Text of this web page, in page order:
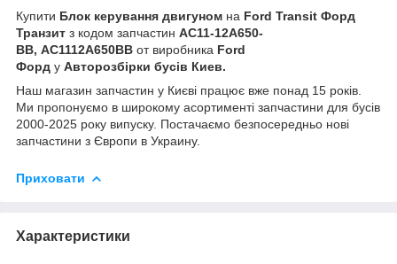
Купити Блок керування двигуном на Ford Transit Форд
Транзит з кодом запчастин AC11-12A650-
BB, AC1112A650BB от виробника Ford
Форд у Авторозбірки бусів Киев.
Наш магазин запчастин у Києві працює вже понад 15 років.
Ми пропонуємо в широкому асортименті запчастини для бусів
2000-2025 року випуску. Постачаємо безпосередньо нові
запчастини з Європи в Украину.
Приховати
Характеристики